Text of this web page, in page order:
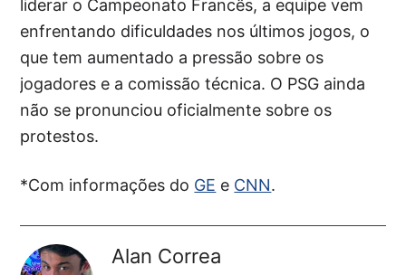
liderar o Campeonato Francês, a equipe vem
enfrentando dificuldades nos últimos jogos, o
que tem aumentado a pressão sobre os
jogadores e a comissão técnica. O PSG ainda
não se pronunciou oficialmente sobre os
protestos.
*Com informações do GE e CNN.
Alan Correa